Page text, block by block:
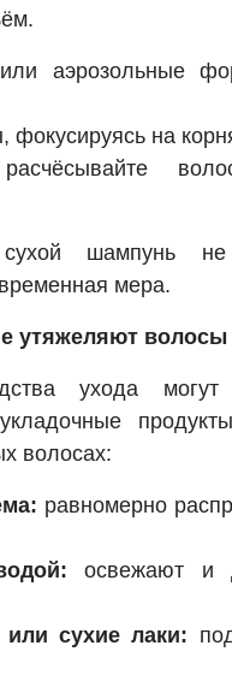
аэрозольные
фокусируясь на
шампунь не
мера.
утяжеляют волосы
ухода могут
волосах:
равномерно
освежают и
сухие лаки: